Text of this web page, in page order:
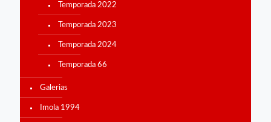
Temporada 2022
Temporada 2023
Temporada 2024
Temporada 66
Galerias
Imola 1994